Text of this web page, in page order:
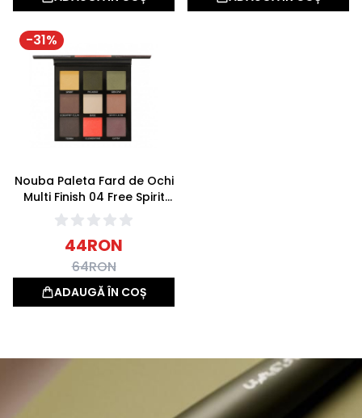
-31%
Nouba Paleta Fard de Ochi
Multi Finish 04 Free Spirit
15.3g
44RON
64RON
ADAUGĂ ÎN COȘ